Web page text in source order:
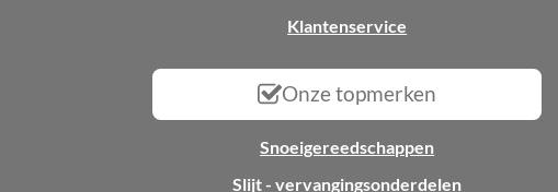
Klantenservice
Onze topmerken
Snoeigereedschappen
Slijt - vervangingsonderdelen